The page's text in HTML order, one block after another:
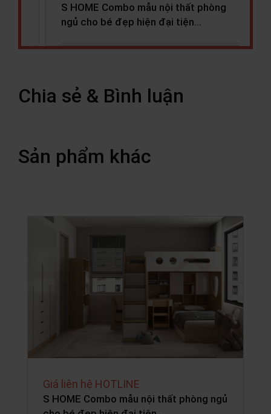
S HOME Combo mẫu nội thất phòng
ngủ đẹp hiện đại tiện dụng
Chia sẻ & Bình luận
Sản phẩm khác
Giá liên hệ HOTLINE
S HOME Combo mẫu nội thất phòng ngủ